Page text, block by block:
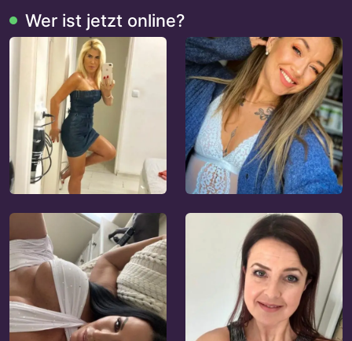
Wer ist jetzt online?